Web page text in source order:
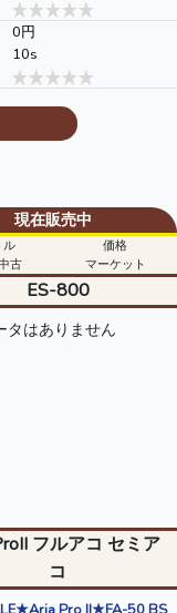
0円
10s
現在販売中
ル
価格
古
マーケット
ES-800
タはありません
フルアコ セミア
コ